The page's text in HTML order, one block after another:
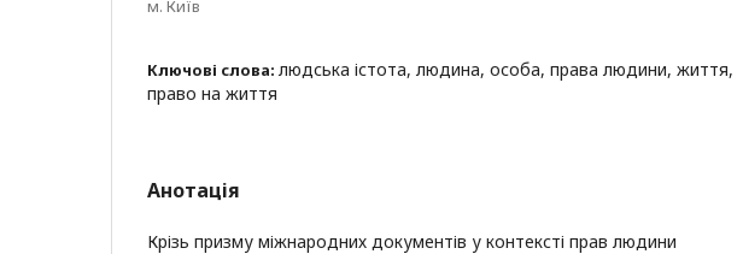
м. Київ
Ключові слова: людська істота, людина, особа, права людини, життя,
право на життя
Анотація
Крізь призму міжнародних документів у контексті прав людини